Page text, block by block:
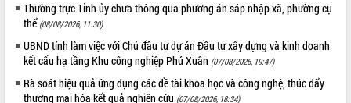
Xây dựng nông thôn mới: Nâng cao đời
sống người dân từ những mô hình thiết
thực
Quyết liệt tháo gỡ vướng mắc, đẩy
nhanh tiến độ các dự án trọng điểm
trong Khu kinh tế Nam Phú Yên
Thường trực Tỉnh ủy chưa thông qua phương án sáp nhập xã, phường cụ
thể (08/08/2026, 11:30)
UBND tỉnh làm việc với Chủ đầu tư dự án Đầu tư xây dựng và kinh doanh
kết cấu hạ tầng Khu công nghiệp Phú Xuân (07/08/2026, 19:47)
Rà soát hiệu quả ứng dụng các đề tài khoa học và công nghệ, thúc đẩy
thương mại hóa kết quả nghiên cứu (07/08/2026, 18:34)